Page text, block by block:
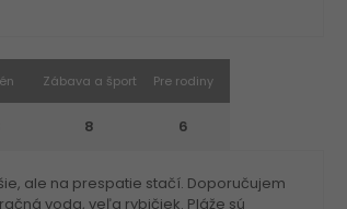
Zábava a šport
8
Pre rodiny
6
ale na prespatie stačí. Doporučujem
voda, veľa rybičiek. Pláže sú